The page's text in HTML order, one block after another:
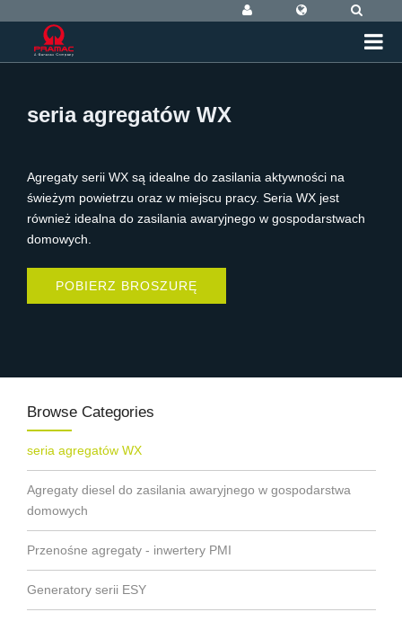
seria agregatów WX
Agregaty serii WX są idealne do zasilania aktywności na
świeżym powietrzu oraz w miejscu pracy. Seria WX jest
również idealna do zasilania awaryjnego w gospodarstwach
domowych.
POBIERZ BROSZURĘ
Browse Categories
seria agregatów WX
Agregaty diesel do zasilania awaryjnego w gospodarstwa
domowych
Przenośne agregaty - inwertery PMI
Generatory serii ESY